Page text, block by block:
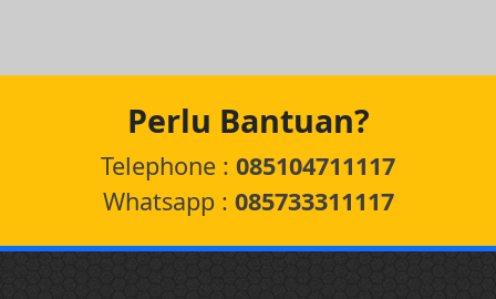
Perlu Bantuan?
Telephone : 085104711117
Whatsapp : 085733311117